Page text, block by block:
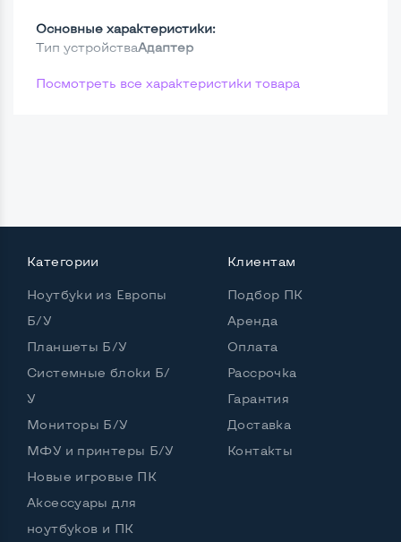
Основные характеристики:
Тип устройстваАдаптер
Посмотреть все характеристики товара
Категории
Ноутбуки из Европы
Б/У
Планшеты Б/У
Системные блоки Б/
У
Мониторы Б/У
МФУ и принтеры Б/У
Новые игровые ПК
Аксессуары для
ноутбуков и ПК
Клиентам
Подбор ПК
Аренда
Оплата
Рассрочка
Гарантия
Доставка
Контакты